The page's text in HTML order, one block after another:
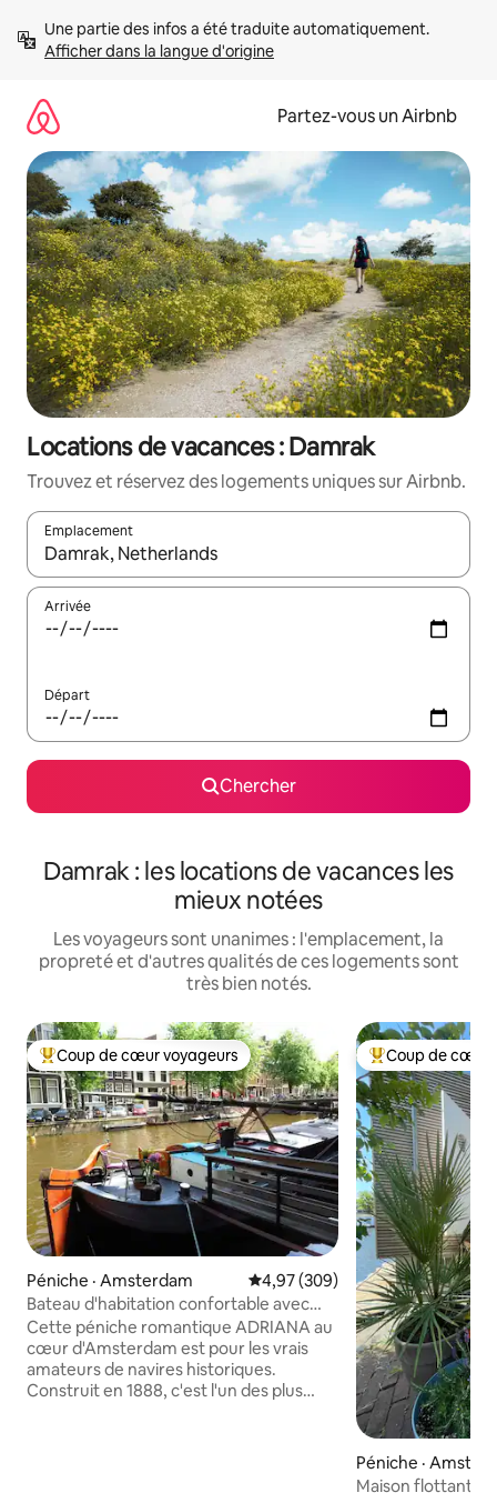
directement
Afficher dans la langue d'origine
Partez-vous un Airbnb
Locations de vacances : Damrak
Trouvez et réservez des logements uniques sur Airbnb.
Emplacement
Quand les résultats sont affichés, parcourez-les en utilisant
Arrivée
Départ
Chercher
Damrak : les locations de vacances les
mieux notées
Les voyageurs sont unanimes : l'emplacement, la
propreté et d'autres qualités de ces logements sont
très bien notés.
Coup de cœur voyageurs parmi les plus aimés
Coup de cœur voyageurs
Péniche · Amsterdam Note moyenne de 4,97 sur 5,
4,97 (309)
Bateau d'habitation confortable avec
parking dans le centre d'Amsterdam
Cette péniche romantique ADRIANA au
cœur d'Amsterdam est pour les vrais
amateurs de navires historiques.
Construit en 1888, c'est l'un des plus
Coup de cœur
Coup de cœur
Péniche ·
Maison flottante